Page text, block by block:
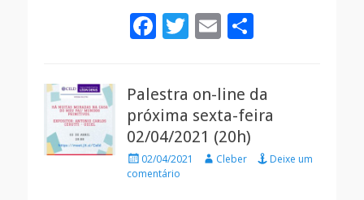
F
b
o
o
k
T
er
E
l e
Palestra on-line da
próxima sexta-feira
02/04/2021 (20h)
Posted
on
02/04/2021 AutorCleber
Deixe um
comentário